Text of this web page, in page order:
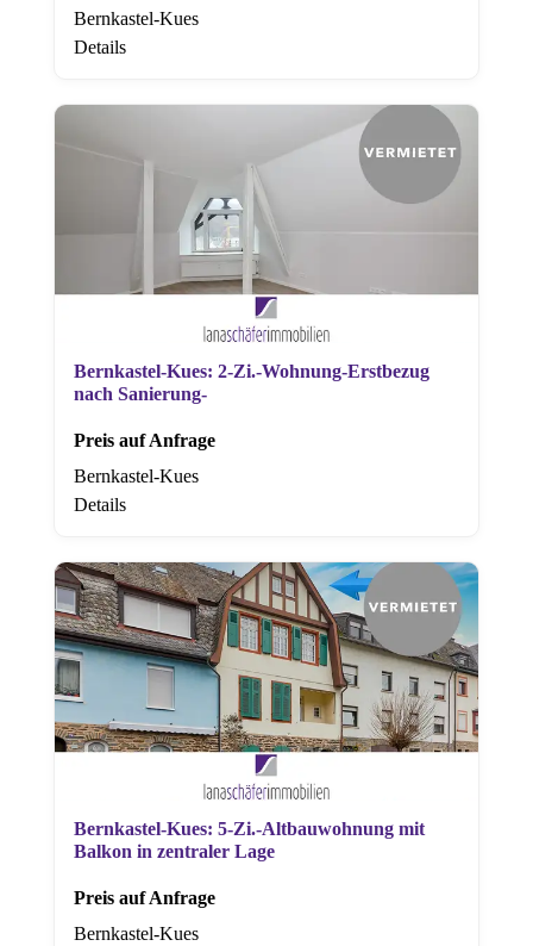
Bernkastel-Kues
Details
Bernkastel-Kues: 2-Zi.-Wohnung-Erstbezug
nach Sanierung-
Preis auf Anfrage
Bernkastel-Kues
Details
Bernkastel-Kues: 5-Zi.-Altbauwohnung mit
Balkon in zentraler Lage
Preis auf Anfrage
Bernkastel-Kues